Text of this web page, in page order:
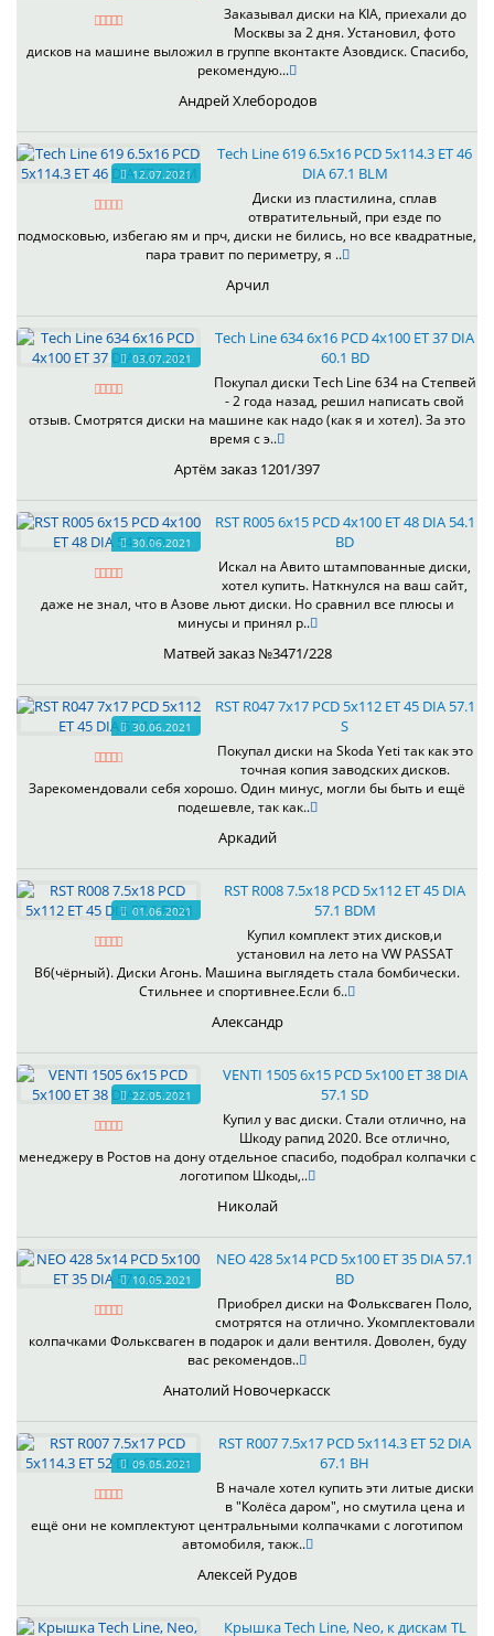
Заказывал диски на KIA, приехали до
Москвы за 2 дня. Установил, фото
дисков на машине выложил в группе вконтакте Азовдиск. Спасибо,
рекомендую...
Андрей Хлебородов
12.07.2021
Tech Line 619 6.5x16 PCD 5x114.3 ET 46
DIA 67.1 BLM
Диски из пластилина, сплав
отвратительный, при езде по
подмосковью, избегаю ям и прч, диски не бились, но все квадратные,
пара травит по периметру, я ..
Арчил
03.07.2021
Tech Line 634 6x16 PCD 4x100 ET 37 DIA
60.1 BD
Покупал диски Tech Line 634 на Степвей
- 2 года назад, решил написать свой
отзыв. Смотрятся диски на машине как надо (как я и хотел). За это
время с э..
Артём заказ 1201/397
30.06.2021
RST R005 6x15 PCD 4x100 ET 48 DIA 54.1
BD
Искал на Авито штампованные диски,
хотел купить. Наткнулся на ваш сайт,
даже не знал, что в Азове льют диски. Но сравнил все плюсы и
минусы и принял р..
Матвей заказ №3471/228
30.06.2021
RST R047 7x17 PCD 5x112 ET 45 DIA 57.1
S
Покупал диски на Skoda Yeti так как это
точная копия заводских дисков.
Зарекомендовали себя хорошо. Один минус, могли бы быть и ещё
подешевле, так как..
Аркадий
01.06.2021
RST R008 7.5x18 PCD 5x112 ET 45 DIA
57.1 BDM
Купил комплект этих дисков,и
установил на лето на VW PASSAT
B6(чёрный). Диски Агонь. Машина выглядеть стала бомбически.
Стильнее и спортивнее.Если б..
Александр
22.05.2021
VENTI 1505 6x15 PCD 5x100 ET 38 DIA
57.1 SD
Купил у вас диски. Стали отлично, на
Шкоду рапид 2020. Все отлично,
менеджеру в Ростов на дону отдельное спасибо, подобрал колпачки с
логотипом Шкоды,..
Николай
10.05.2021
NEO 428 5x14 PCD 5x100 ET 35 DIA 57.1
BD
Приобрел диски на Фольксваген Поло,
смотрятся на отлично. Укомплектовали
колпачками Фольксваген в подарок и дали вентиля. Доволен, буду
вас рекомендов..
Анатолий Новочеркасск
09.05.2021
RST R007 7.5x17 PCD 5x114.3 ET 52 DIA
67.1 BH
В начале хотел купить эти литые диски
в "Колёса даром", но смутила цена и
ещё они не комплектуют центральными колпачками с логотипом
автомобиля, такж..
Алексей Рудов
Крышка Tech Line, Neo, к дискам TL